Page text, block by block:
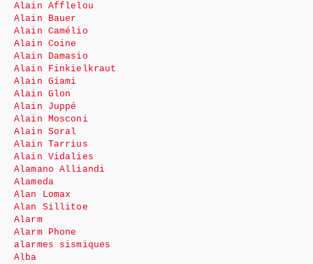
Alain Afflelou
Alain Bauer
Alain Camélio
Alain Coine
Alain Damasio
Alain Finkielkraut
Alain Giami
Alain Glon
Alain Juppé
Alain Mosconi
Alain Soral
Alain Tarrius
Alain Vidalies
Alamano Alliandi
Alameda
Alan Lomax
Alan Sillitoe
Alarm
Alarm Phone
alarmes sismiques
Alba